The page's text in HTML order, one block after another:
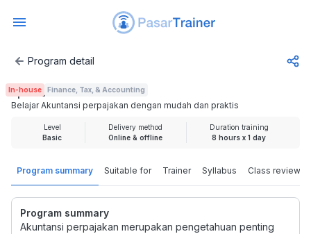
Belajar Akuntansi perpajakan dengan mudah dan praktis
Program detail
Program summary Suitable for Trainer Syllabus Class review
Program summary
Akuntansi perpajakan merupakan pengetahuan penting
In-house Finance, Tax, & Accounting
Belajar Akuntansi perpajakan dengan mudah dan praktis
Rp 699.000
Level
Basic
Delivery method
Online & offline
Duration training
8 hours x 1 day